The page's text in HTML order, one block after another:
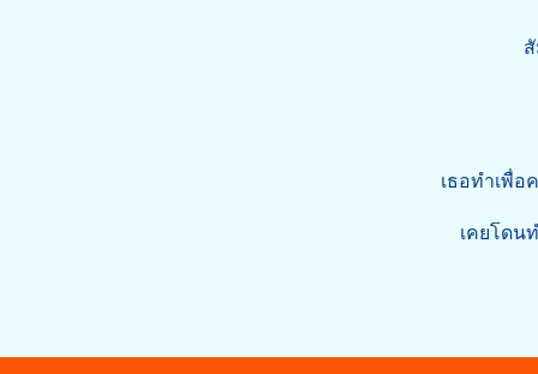
เธอทำเพื่อ
เคยโดน